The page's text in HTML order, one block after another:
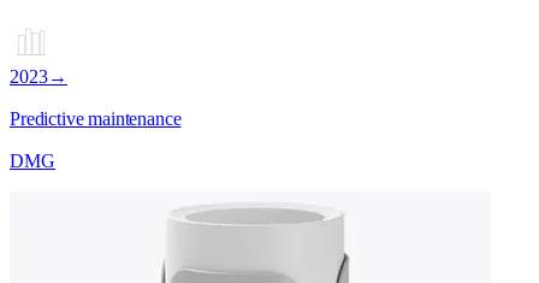
2023→
Predictive maintenance
DMG